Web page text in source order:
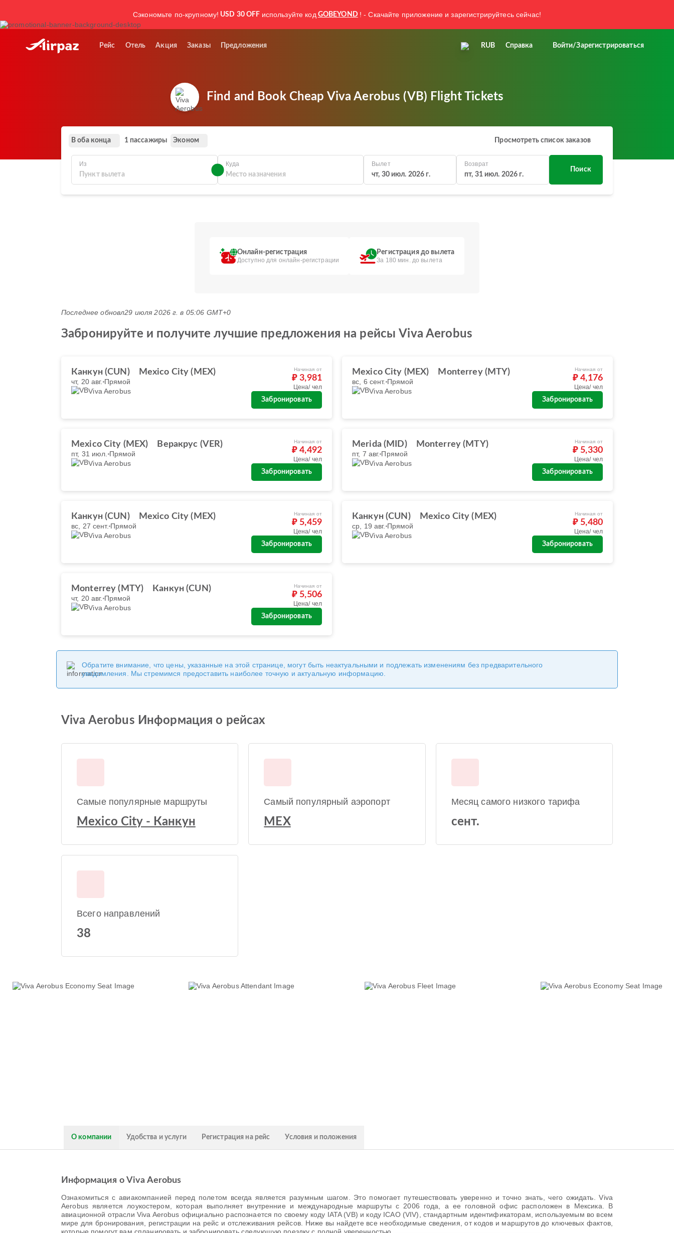
Сэкономьте по-крупному! USD 30 OFF используйте код GOBEYOND ! - Скачайте приложение и зарегистрируйтесь сейчас!
Рейс Отель Акция Заказы Предложения RUB Справка Войти/Зарегистрироваться
Find and Book Cheap Viva Aerobus (VB) Flight Tickets
В оба конца 1 пассажиры Эконом Просмотреть список заказов
Из Куда
Вылет
чт, 30 июл. 2026 г.
Возврат
пт, 31 июл. 2026 г.
Поиск
Онлайн-регистрация
Доступно для онлайн-регистрации
Регистрация до вылета
За 180 мин. до вылета
Последнее обновл29 июля 2026 г. в 05:06 GMT+0
Забронируйте и получите лучшие предложения на рейсы Viva Aerobus
Канкун (CUN) Mexico City (MEX)
чт, 20 авг. Прямой
Viva Aerobus
Начиная от
₽ 3,981
Цена/ чел
Забронировать
Mexico City (MEX) Monterrey (MTY)
вс, 6 сент. Прямой
Viva Aerobus
Начиная от
₽ 4,176
Цена/ чел
Забронировать
Mexico City (MEX) Веракрус (VER)
пт, 31 июл. Прямой
Viva Aerobus
Начиная от
₽ 4,492
Цена/ чел
Забронировать
Merida (MID) Monterrey (MTY)
пт, 7 авг. Прямой
Viva Aerobus
Начиная от
₽ 5,330
Цена/ чел
Забронировать
Канкун (CUN) Mexico City (MEX)
вс, 27 сент. Прямой
Viva Aerobus
Начиная от
₽ 5,459
Цена/ чел
Забронировать
Канкун (CUN) Mexico City (MEX)
ср, 19 авг. Прямой
Viva Aerobus
Начиная от
₽ 5,480
Цена/ чел
Забронировать
Monterrey (MTY) Канкун (CUN)
чт, 20 авг. Прямой
Viva Aerobus
Начиная от
₽ 5,506
Цена/ чел
Забронировать
Обратите внимание, что цены, указанные на этой странице, могут быть неактуальными и подлежать изменениям без предварительного
уведомления. Мы стремимся предоставить наиболее точную и актуальную информацию.
Viva Aerobus Информация о рейсах
Самые популярные маршруты
Mexico City - Канкун
Самый популярный аэропорт
MEX
Месяц самого низкого тарифа
сент.
Всего направлений
38
О компании Удобства и услуги Регистрация на рейс Условия и положения
Информация о Viva Aerobus
Ознакомиться с авиакомпанией перед полетом всегда является разумным шагом. Это помогает путешествовать уверенно и точно знать, чего ожидать. Viva
Aerobus является лоукостером, которая выполняет внутренние и международные маршруты с 2006 года, а ее головной офис расположен в Мексика. В
авиационной отрасли Viva Aerobus официально распознается по своему коду IATA (VB) и коду ICAO (VIV), стандартным идентификаторам, используемым во всем
мире для бронирования, регистрации на рейс и отслеживания рейсов. Ниже вы найдете все необходимые сведения, от кодов и маршрутов до ключевых фактов,